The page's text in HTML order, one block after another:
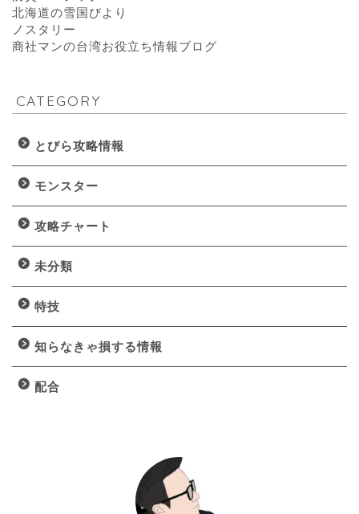
北海道の雪国びより
ノスタリー
商社マンの台湾お役立ち情報ブログ
CATEGORY
とびら攻略情報
モンスター
攻略チャート
未分類
特技
知らなきゃ損する情報
配合